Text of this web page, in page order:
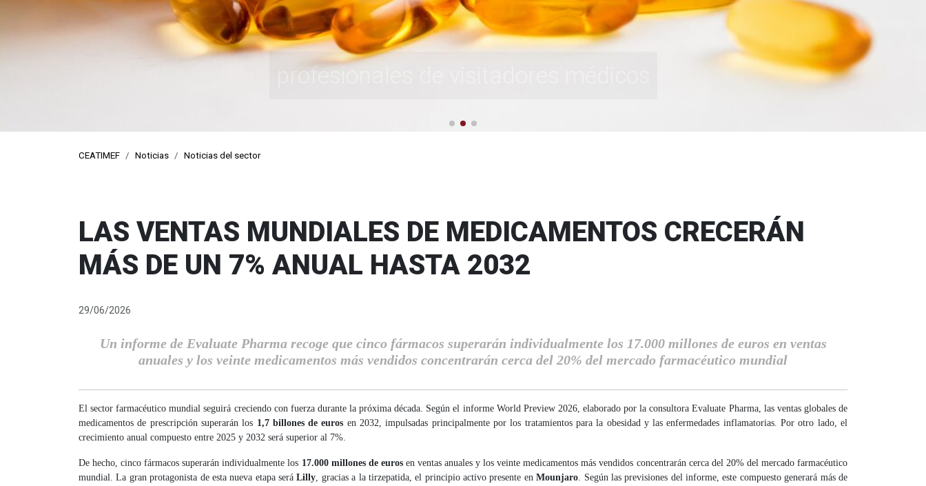
www.visitamedica.com
profesionales de visitadores médicos
CEATIMEF Noticias Noticias del sector
LAS VENTAS MUNDIALES DE MEDICAMENTOS CRECERÁN
MÁS DE UN 7% ANUAL HASTA 2032
29/06/2026
Un informe de Evaluate Pharma recoge que cinco fármacos superarán individualmente los 17.000 millones de euros en ventas
anuales y los veinte medicamentos más vendidos concentrarán cerca del 20% del mercado farmacéutico mundial
El sector farmacéutico mundial seguirá creciendo con fuerza durante la próxima década. Según el informe World Preview 2026, elaborado por la consultora Evaluate Pharma, las ventas globales de
medicamentos de prescripción superarán los 1,7 billones de euros en 2032, impulsadas principalmente por los tratamientos para la obesidad y las enfermedades inflamatorias. Por otro lado, el
crecimiento anual compuesto entre 2025 y 2032 será superior al 7%.
De hecho, cinco fármacos superarán individualmente los 17.000 millones de eurosen ventas anuales y los veinte medicamentos más vendidos concentrarán cerca del 20% del mercado farmacéutico
mundial. La gran protagonista de esta nueva etapa seráLilly, gracias a la tirzepatida, el principio activo presente enMounjaro. Según las previsiones del informe, este compuesto generará más de